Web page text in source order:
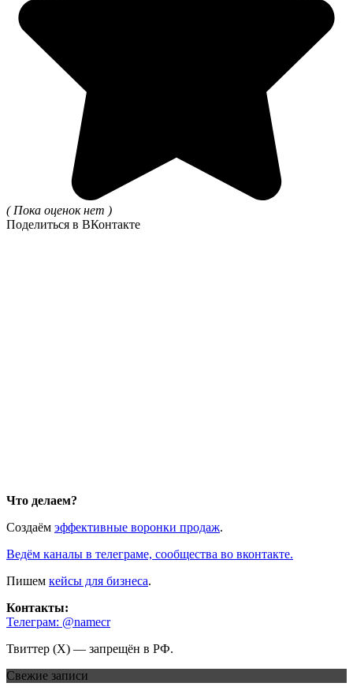
( Пока оценок нет )
Поделиться в ВКонтакте
Что делаем?
Создаём эффективные воронки продаж.
Ведём каналы в телеграме, сообщества во вконтакте.
Пишем кейсы для бизнеса.
Контакты:
Телеграм: @namecr
Твиттер (Х) — запрещён в РФ.
Свежие записи